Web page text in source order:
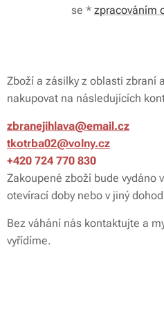
se * zpracováním
Zboží a zásilky z oblasti zbraní
nakupovat na následujících
zbranejihlava@email.cz
tkotrba02@volny.cz
+420 724 770 830
Zakoupené zboží bude vydáno
otevírací doby nebo v jiný
Bez váhání nás kontaktujte a
vyřídíme.